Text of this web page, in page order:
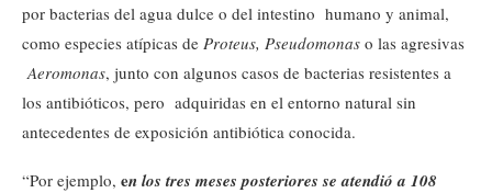
por bacterias del agua dulce o del intestino humano y animal,
como especies atípicas de Proteus, Pseudomonas o las agresivas
Aeromonas, junto con algunos casos de bacterias resistentes a
los antibióticos, pero adquiridas en el entorno natural sin
antecedentes de exposición antibiótica conocida.
“Por ejemplo, en los tres meses posteriores se atendió a 108